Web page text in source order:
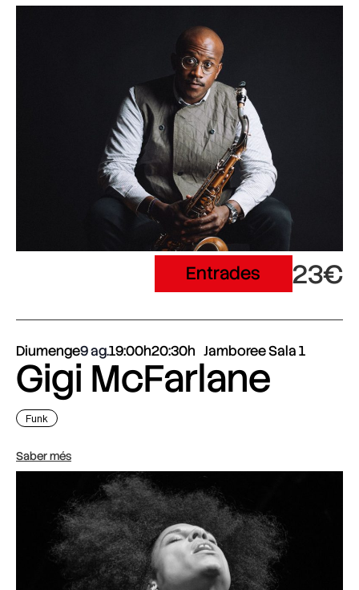
Entrades 23€
Diumenge9 ag.19:00h20:30h Jamboree Sala 1
Gigi McFarlane
Funk
Saber més